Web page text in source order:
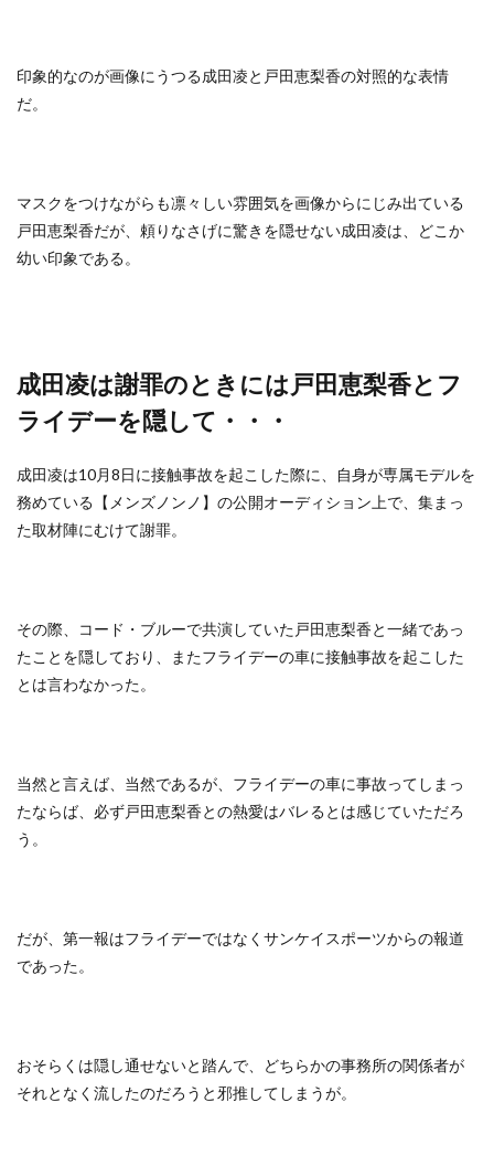
印象的なのが画像にうつる成田凌と戸田恵梨香の対照的な表情
だ。
マスクをつけながらも凛々しい雰囲気を画像からにじみ出ている
戸田恵梨香だが、頼りなさげに驚きを隠せない成田凌は、どこか
幼い印象である。
成田凌は謝罪のときには戸田恵梨香とフ
ライデーを隠して・・・
成田凌は10月8日に接触事故を起こした際に、自身が専属モデルを
務めている【メンズノンノ】の公開オーディション上で、集まっ
た取材陣にむけて謝罪。
その際、コード・ブルーで共演していた戸田恵梨香と一緒であっ
たことを隠しており、またフライデーの車に接触事故を起こした
とは言わなかった。
当然と言えば、当然であるが、フライデーの車に事故ってしまっ
たならば、必ず戸田恵梨香との熱愛はバレるとは感じていただろ
う。
だが、第一報はフライデーではなくサンケイスポーツからの報道
であった。
おそらくは隠し通せないと踏んで、どちらかの事務所の関係者が
それとなく流したのだろうと邪推してしまうが。